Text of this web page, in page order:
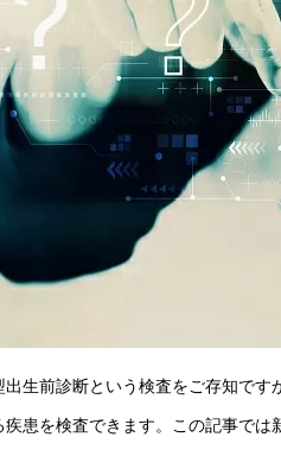
出生前診断という検査をご存知で
疾患を検査できます。この記事では